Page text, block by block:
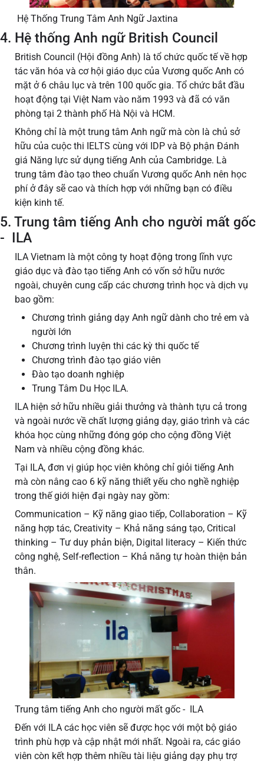
Hệ Thống Trung Tâm Anh Ngữ Jaxtina
4. Hệ thống Anh ngữ British Council
British Council (Hội đồng Anh) là tổ chức quốc tế về hợp
tác văn hóa và cơ hội giáo dục của Vương quốc Anh có
mặt ở 6 châu lục và trên 100 quốc gia. Tổ chức bắt đầu
hoạt động tại Việt Nam vào năm 1993 và đã có văn
phòng tại 2 thành phố Hà Nội và HCM.
Không chỉ là một trung tâm Anh ngữ mà còn là chủ sở
hữu của cuộc thi IELTS cùng với IDP và Bộ phận Đánh
giá Năng lực sử dụng tiếng Anh của Cambridge. Là
trung tâm đào tạo theo chuẩn Vương quốc Anh nên học
phí ở đây sẽ cao và thích hợp với những bạn có điều
kiện kinh tế.
5. Trung tâm tiếng Anh cho người mất gốc
- ILA
ILA Vietnam là một công ty hoạt động trong lĩnh vực
giáo dục và đào tạo tiếng Anh có vốn sở hữu nước
ngoài, chuyên cung cấp các chương trình học và dịch vụ
bao gồm:
Chương trình giảng dạy Anh ngữ dành cho trẻ em và
người lớn
Chương trình luyện thi các kỳ thi quốc tế
Chương trình đào tạo giáo viên
Đào tạo doanh nghiệp
Trung Tâm Du Học ILA.
ILA hiện sở hữu nhiều giải thưởng và thành tựu cả trong
và ngoài nước về chất lượng giảng dạy, giáo trình và các
khóa học cùng những đóng góp cho cộng đồng Việt
Nam và nhiều cộng đồng khác.
Tại ILA, đơn vị giúp học viên không chỉ giỏi tiếng Anh
mà còn nâng cao 6 kỹ năng thiết yếu cho nghề nghiệp
trong thế giới hiện đại ngày nay gồm:
Communication – Kỹ năng giao tiếp, Collaboration – Kỹ
năng hợp tác, Creativity – Khả năng sáng tạo, Critical
thinking – Tư duy phản biện, Digital literacy – Kiến thức
công nghệ, Self-reflection – Khả năng tự hoàn thiện bản
thân.
Trung tâm tiếng Anh cho người mất gốc - ILA
Đến với ILA các học viên sẽ được học với một bộ giáo
trình phù hợp và cập nhật mới nhất. Ngoài ra, các giáo
viên còn kết hợp thêm nhiều tài liệu giảng dạy phụ trợ